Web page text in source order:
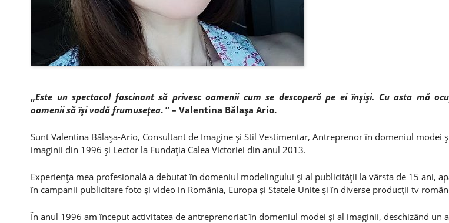
„Este un spectacol fascinant să privesc oamenii cum se descoperă pe ei înşişi. Cu asta mă
oamenii să îşi vadă frumuseţea. ” – Valentina Bălaşa Ario.
Sunt Valentina Bălaşa-Ario, Consultant de Imagine şi Stil Vestimentar, Antreprenor în domeniul modei
imaginii din 1996 şi Lector la Fundaţia Calea Victoriei din anul 2013.
Experienţa mea profesională a debutat în domeniul modelingului şi al publicităţii la vârsta de 15 ani,
în campanii publicitare foto şi video in România, Europa şi Statele Unite şi în diverse producţii tv
În anul 1996 am început activitatea de antreprenoriat în domeniul modei şi al imaginii, deschizând un